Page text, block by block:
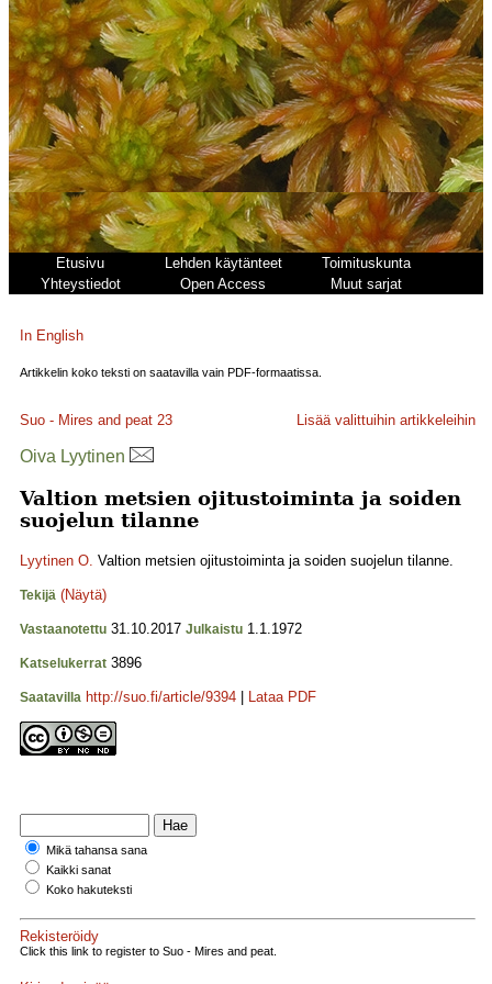
Etusivu Lehden käytänteet
Toimituskunta
Yhteystiedot
Open Access Muut sarjat
In English
Artikkelin koko teksti on saatavilla vain PDF-formaatissa.
Suo - Mires and peat 23 Lisää valittuihin artikkeleihin
Oiva Lyytinen
Valtion metsien ojitustoiminta ja soiden
suojelun tilanne
Lyytinen O. Valtion metsien ojitustoiminta ja soiden suojelun tilanne.
Tekijä (Näytä)
Vastaanotettu 31.10.2017 Julkaistu 1.1.1972
Katselukerrat 3896
Saatavilla http://suo.fi/article/9394 Lataa PDF
Mikä tahansa sana
Kaikki sanat
Koko hakuteksti
Rekisteröidy
Click this link to register to Suo - Mires and peat.